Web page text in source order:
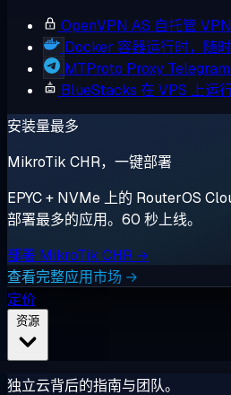
OpenVPN AS 自托管
Docker 容器运行时，随
MTProto Proxy
BlueStacks 在 VPS 上运
安装量最多
MikroTik CHR，一键部署
EPYC + NVMe 上的 RouterOS
部署最多的应用。60 秒上线。
部署 MikroTik CHR →
查看完整应用市场 →
定价
独立云背后的指南与团队。